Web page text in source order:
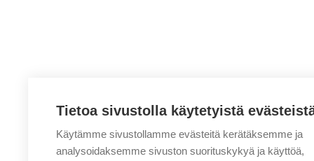
Tietoa sivustolla käytetyistä
Käytämme sivustollamme evästeitä kerätäksemme ja
analysoidaksemme sivuston suorituskykyä ja käyttöä,